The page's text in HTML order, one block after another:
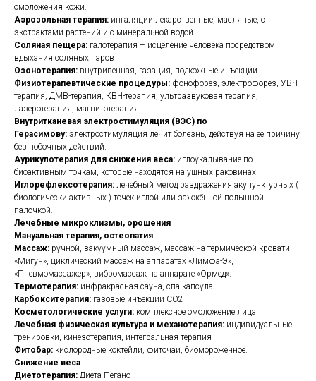
омоложения кожи.
Аэрозольная терапия: ингаляции лекарственные, масляные, с
экстрактами растений и с минеральной водой.
Соляная пещера: галотерапия – исцеление человека посредством
вдыхания соляных паров
Озонотерапия: внутривенная, газация, подкожные инъекции.
Физиотерапевтические процедуры: фонофорез, электрофорез, УВЧ-
терапия, ДМВ-терапия, КВЧ-терапия, ультразвуковая терапия,
лазеротерапия, магнитотерапия.
Внутритканевая электростимуляция (ВЭС) по
Герасимову: электростимуляция лечит болезнь, действуя на ее причину
без побочных действий.
Аурикулотерапия для снижения веса: иглоукалывание по
биоактивным точкам, которые находятся на ушных раковинах
Иглорефлексотерапия: лечебный метод раздражения акупунктурных (
биологически активных ) точек иглой или зажжённой полынной
палочкой.
Лечебные микроклизмы, орошения
Мануальная терапия, остеопатия
Массаж: ручной, вакуумный массаж, массаж на термической кровати
«Мигун», циклический массаж на аппаратах «Лимфа-Э»,
«Пневмомассажер», вибромассаж на аппарате «Ормед».
Термотерапия: инфракрасная сауна, спа-капсула
Карбокситерапия: газовые инъекции СО2
Косметологические услуги: комплексное омоложение лица
Лечебная физическая культура и механотерапия: индивидуальные
тренировки, кинезотерапия, интегральная терапия
Фитобар: кислородные коктейли, фиточаи, биомороженное.
Снижение веса
Диетотерапия: Диета Пегано